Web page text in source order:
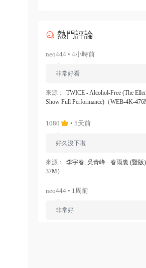
熱門評論
neo444 • 4小時前
非常好看
來源：
TWICE - Alcohol-Free (The
Show Full Performance)（WEB-4K-
1080 • 5天前
好久沒下啦
來源：
李宇春, 吳青峰 - 春雨裏 (豎版
37M）
neo444 • 1周前
非常好